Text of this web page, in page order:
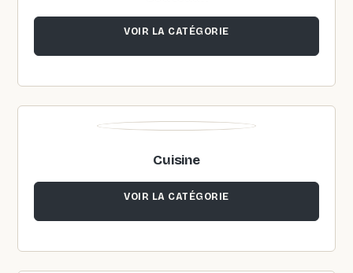
VOIR LA CATÉGORIE
Cuisine
VOIR LA CATÉGORIE